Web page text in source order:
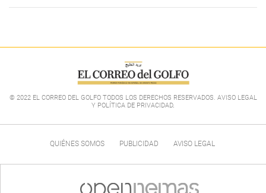
© 2022 EL CORREO DEL GOLFO TODOS LOS DERECHOS RESERVADOS. AVISO LEGAL
Y POLÍTICA DE PRIVACIDAD.
QUIÉNES SOMOS PUBLICIDAD AVISO LEGAL